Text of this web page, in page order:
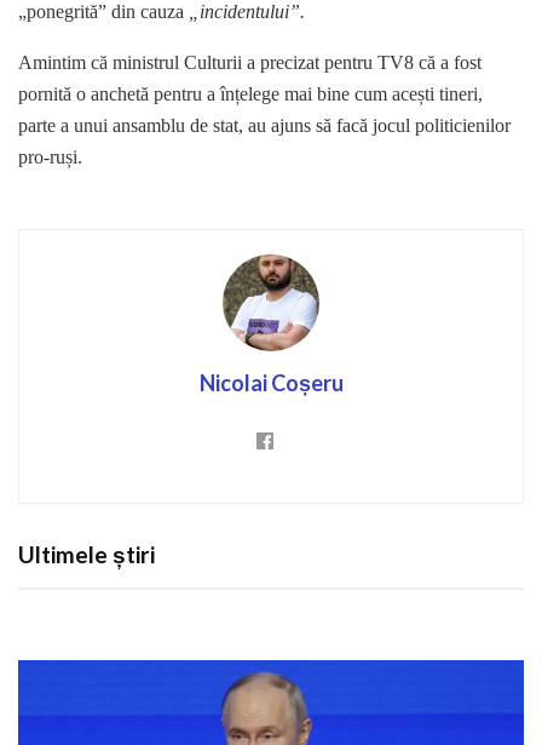
„ponegrită” din cauza
„incidentului”.
Amintim că ministrul Culturii a precizat pentru TV8 că a fost
pornită o anchetă pentru a înțelege mai bine cum acești tineri,
parte a unui ansamblu de stat, au ajuns să facă jocul politicienilor
pro-ruși.
Nicolai Coșeru
Ultimele știri